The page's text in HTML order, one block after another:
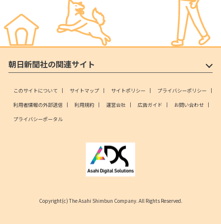
朝日新聞社の関連サイト
このサイトについて サイトマップ サイトポリシー
プライバシーポリシー
利用者情報の外部送信
利用規約 運営会社 広告ガイド
お問い合わせ
プライバシーポータル
Copyright(c) The Asahi Shimbun Company. All Rights Reserved.